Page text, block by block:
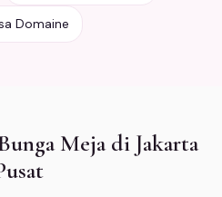
Domaine
Meja di Jakarta